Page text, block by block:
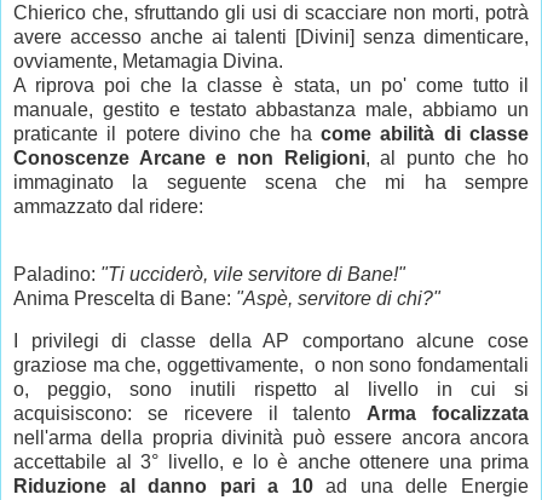
Chierico che, sfruttando gli usi di scacciare non morti, potrà
avere accesso anche ai talenti [Divini] senza dimenticare,
ovviamente, Metamagia Divina.
A riprova poi che la classe è stata, un po' come tutto il
manuale, gestito e testato abbastanza male, abbiamo un
praticante il potere divino che ha come abilità di classe
Conoscenze Arcane e non Religioni, al punto che ho
immaginato la seguente scena che mi ha sempre
ammazzato dal ridere:
Paladino: "Ti ucciderò, vile servitore di Bane!"
Anima Prescelta di Bane: "Aspè, servitore di chi?"
I privilegi di classe della AP comportano alcune cose
graziose ma che, oggettivamente, o non sono fondamentali
o, peggio, sono inutili rispetto al livello in cui si
acquisiscono: se ricevere il talentoArma focalizzata
nell'arma della propria divinità può essere ancora ancora
accettabile al 3° livello, e lo è anche ottenere una prima
Riduzione al danno pari a 10ad una delle Energie